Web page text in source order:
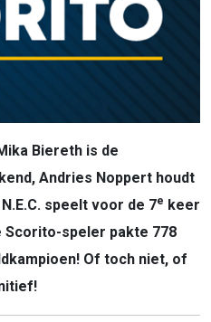
Biereth is de
Andries Noppert houdt
speelt voor de 7e keer
Scorito-speler pakte 778
Of toch niet, of